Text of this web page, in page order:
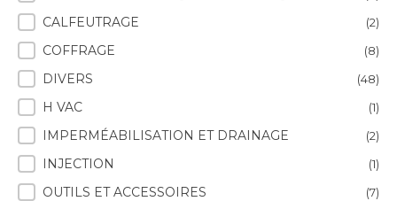
CALFEUTRAGE (2)
COFFRAGE (8)
DIVERS (48)
H VAC (1)
IMPERMÉABILISATION ET DRAINAGE (2)
INJECTION (1)
OUTILS ET ACCESSOIRES (7)